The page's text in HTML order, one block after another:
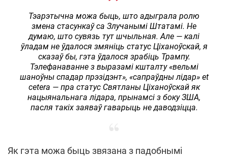
Тэарэтычна можа быць, што адыграла ролю
змена стасункаў са Злучанымі Штатамі. Не
думаю, што сувязь тут шчыльная. Але — калі
ўладам не ўдалося змяніць статус Ціханоўскай, я
сказаў бы, гэта ўдалося зрабіць Трампу.
Тэлефанаванне з выразамі кшталту «вельмі
шаноўны спадар прэзідэнт», «сапраўдны лідар» et
cetera — пра статус Святланы Ціханоўскай як
нацыянальнага лідара, прынамсі з боку ЗША,
пасля такіх заяваў гаварыць не даводзіцца.
Як гэта можа быць звязана з падобнымі